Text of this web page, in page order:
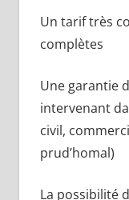
Un tarif très
complètes
Une garantie
intervenant
civil,
prud’homal)
La possibilité